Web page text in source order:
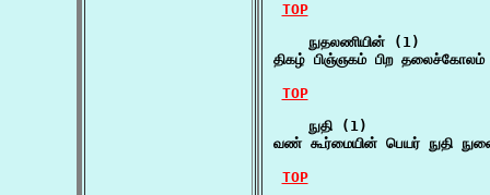
TOP
    நுதலணியின் (1)
திகழ் பிஞ்ஞகம் பிற
TOP
    நுதி (1)
வண் கூர்மையின் பெயர் நுதி
TOP